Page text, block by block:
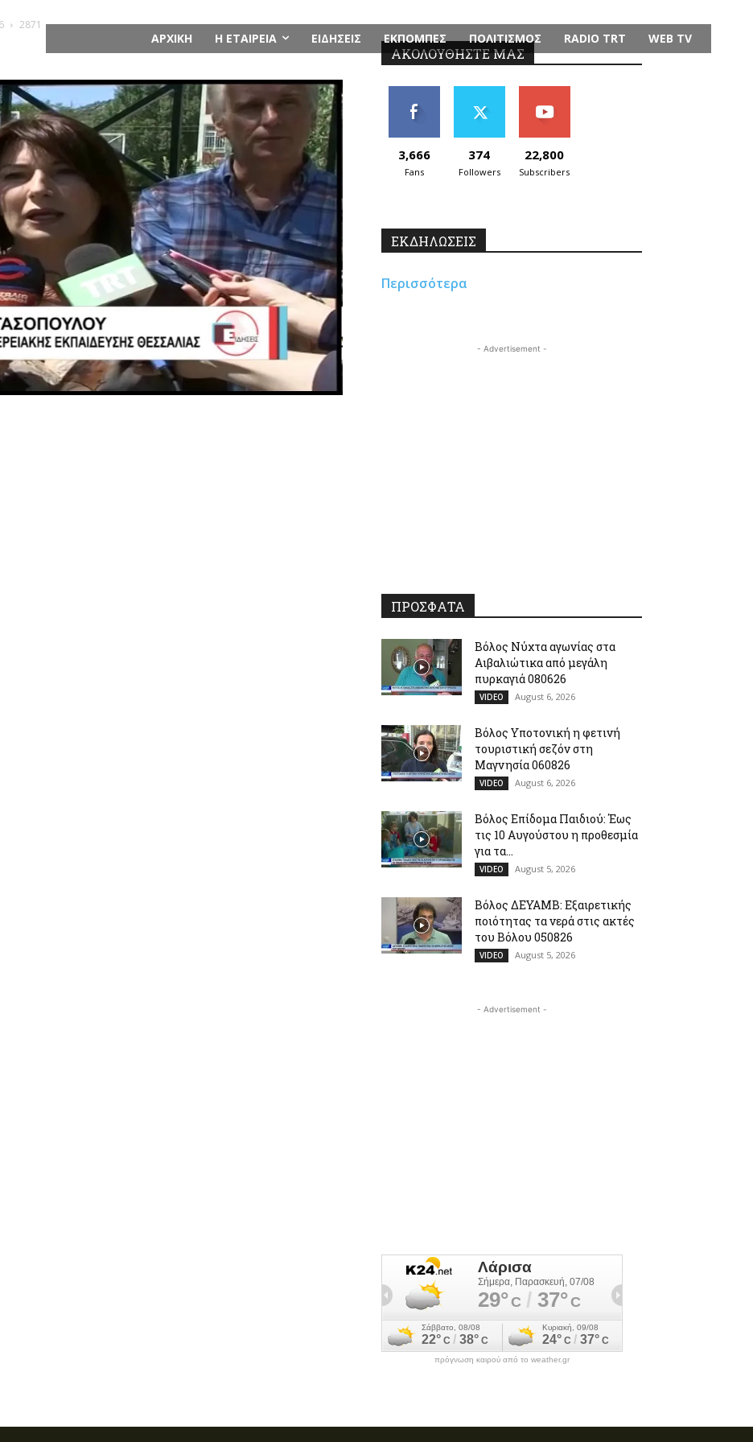
ΑΡΧΙΚΗ Η ΕΤΑΙΡΕΙΑ ΕΙΔΗΣΕΙΣ ΕΚΠΟΜΠΕΣ ΠΟΛΙΤΙΣΜΟΣ RADIO TRT WEB TV
2871
ΑΚΟΛΟΥΘΗΣΤΕ ΜΑΣ
3,666
Fans
374
Followers
22,800
Subscribers
ΕΚΔΗΛΩΣΕΙΣ
Περισσότερα
- Advertisement -
ΠΡΟΣΦΑΤΑ
Βόλος Νύχτα αγωνίας στα
Αιβαλιώτικα από μεγάλη
πυρκαγιά 080626
VIDEO August 6, 2026
Βόλος Υποτονική η φετινή
τουριστική σεζόν στη
Μαγνησία 060826
VIDEO August 6, 2026
Βόλος Επίδομα Παιδιού: Έως
τις 10 Αυγούστου η προθεσμία
για τα...
VIDEO August 5, 2026
Βόλος ΔΕΥΑΜΒ: Εξαιρετικής
ποιότητας τα νερά στις ακτές
του Βόλου 050826
VIDEO August 5, 2026
- Advertisement -
πρόγνωση καιρού από το weather.gr